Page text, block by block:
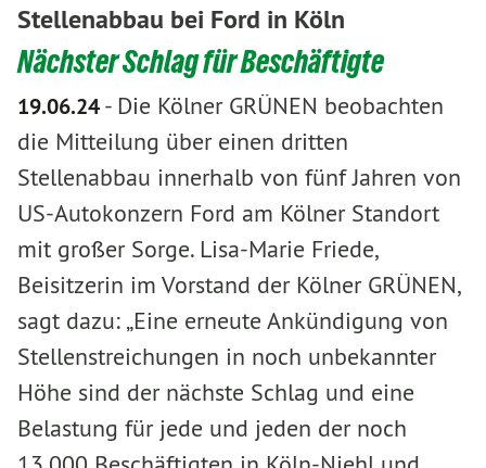
Stellenabbau bei Ford in Köln
Nächster Schlag für Beschäftigte
19.06.24- Die Kölner GRÜNEN beobachten
die Mitteilung über einen dritten
Stellenabbau innerhalb von fünf Jahren von
US-Autokonzern Ford am Kölner Standort
mit großer Sorge. Lisa-Marie Friede,
Beisitzerin im Vorstand der Kölner GRÜNEN,
sagt dazu: „Eine erneute Ankündigung von
Stellenstreichungen in noch unbekannter
Höhe sind der nächste Schlag und eine
Belastung für jede und jeden der noch